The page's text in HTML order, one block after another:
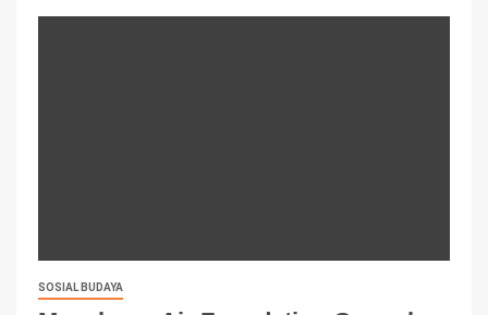
SOSIAL BUDAYA